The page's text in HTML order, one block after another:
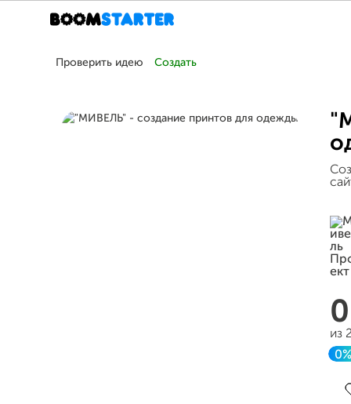
Проверить идею Создать
из
0%